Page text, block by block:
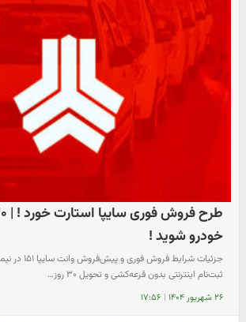
خودرو شوید !
ثبت‌نام اینترنتی بدون قرعه‌کشی و تحویل ۳۰ روز…
۲۶ شهریور ۱۴۰۴ | ۱۷:۵۶